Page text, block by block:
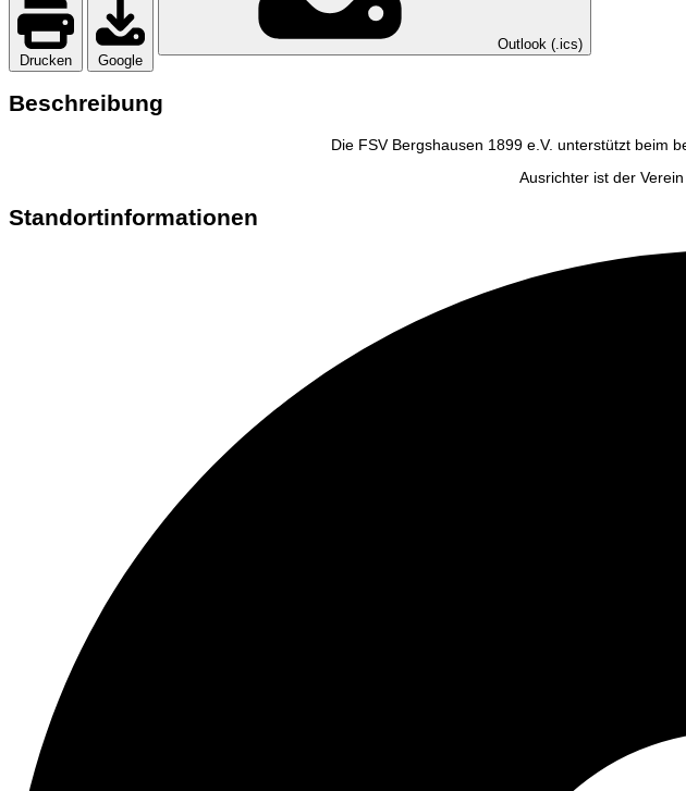
Drucken Google
Outlook (.ics)
Beschreibung
Die FSV Bergshausen 1899 e.V. unterstützt beim
Ausrichter ist der
Standortinformationen